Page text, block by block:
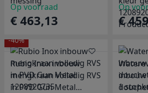
messing
Op voorraad
€ 463,13
kleur
Op
€
-40%
Rubio Inox inbouw
mengkraan volledig RVS
in PVD Gun Metal
inbouw